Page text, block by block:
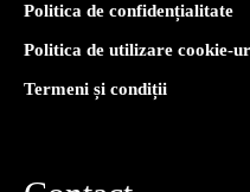
Politica de confidențialitate
Politica de utilizare cookie-
Termeni și condiții